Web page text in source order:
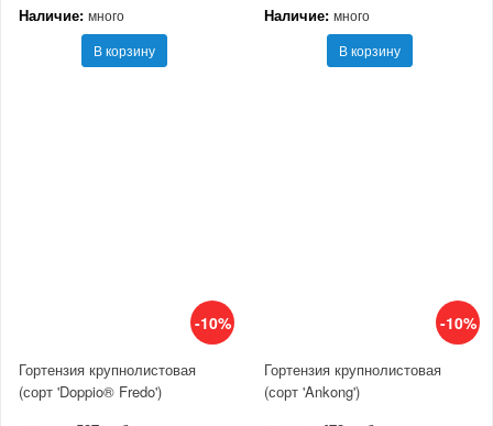
Наличие: много
В корзину
Наличие: много
В корзину
-10%
Гортензия крупнолистовая
(сорт 'Doppio® Fredo')
-10%
Гортензия крупнолистовая
(сорт 'Ankong')